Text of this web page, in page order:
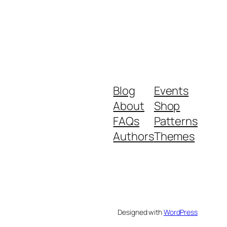
Blog
About
FAQs
Authors
Events
Shop
Patterns
Themes
Designed withWordPress